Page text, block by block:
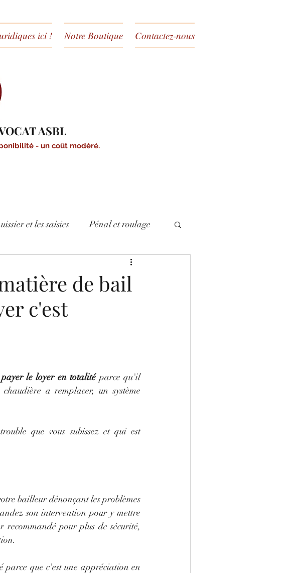
ici ! Notre Boutique Contactez-nous
ASBL
- un coût modéré.
et les saisies Pénal et roulage
pour tous
de bail
c'est
payer le loyer en totalité parce qu'il
a remplacer, un système
que vous subissez et qui est
bailleur dénonçant les problèmes
son intervention pour y mettre
pour plus de sécurité,
parce que c'est une appréciation en